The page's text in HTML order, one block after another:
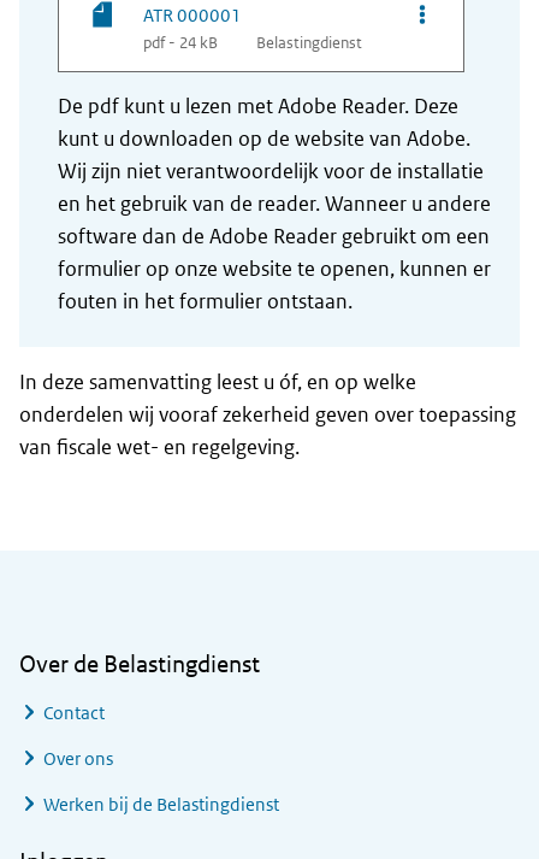
ATR 000001
pdf - 24 kB Belastingdienst
Opties van
De pdf kunt u lezen met Adobe Reader. Deze
kunt u downloaden op de website van Adobe.
Wij zijn niet verantwoordelijk voor de installatie
en het gebruik van de reader. Wanneer u andere
software dan de Adobe Reader gebruikt om een
formulier op onze website te openen, kunnen er
fouten in het formulier ontstaan.
In deze samenvatting leest u óf, en op welke
onderdelen wij vooraf zekerheid geven over toepassing
van fiscale wet- en regelgeving.
Over de Belastingdienst
Contact
Over ons
Werken bij de Belastingdienst